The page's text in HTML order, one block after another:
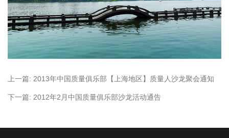
上一篇: 2013年中国质量俱乐部【上海地区】质量人沙龙聚会通知
下一篇: 2012年2月中国质量俱乐部沙龙活动通告